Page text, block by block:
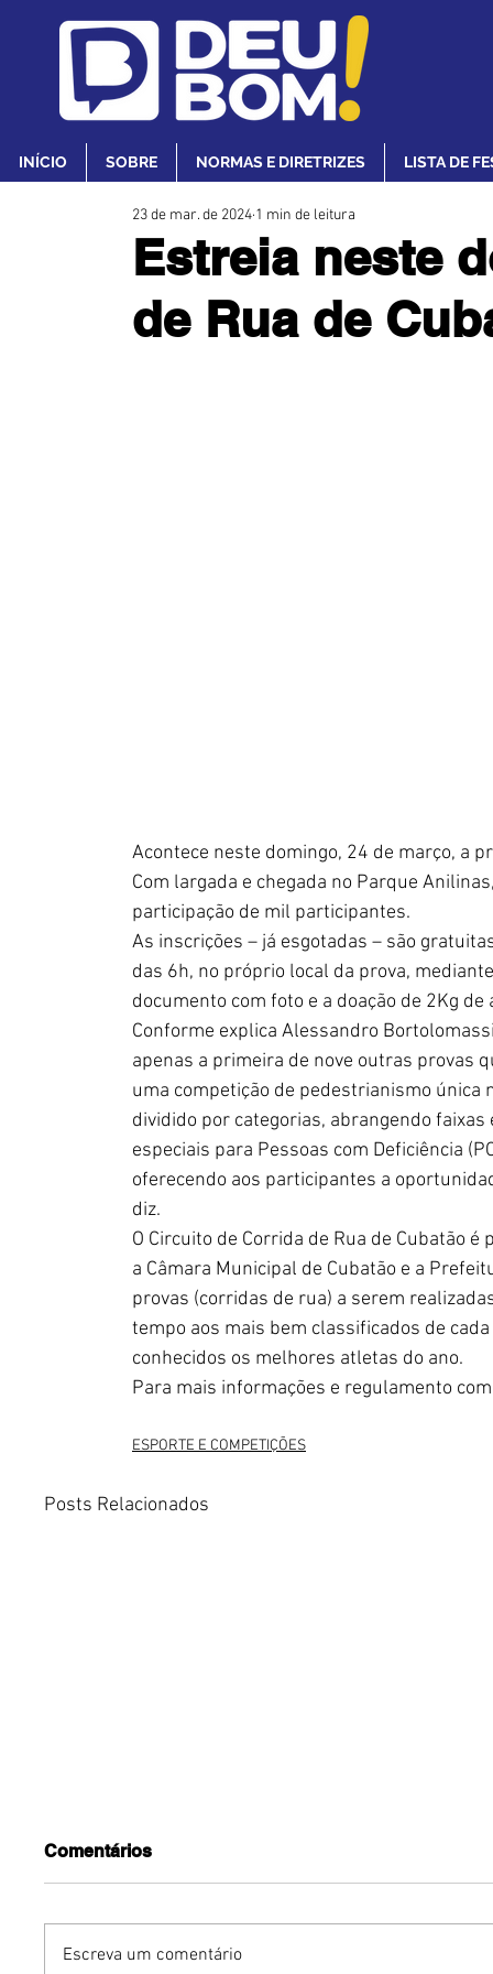
INÍCIO SOBRE NORMAS E DIRETRIZES LISTA DE
Estreia neste
de Rua de
23 de mar. de 2024 1 min de leitura
Acontece neste domingo, 24 de março, a
Com largada e chegada no Parque
participação de mil participantes.
As inscrições – já esgotadas – são
das 6h, no próprio local da prova,
documento com foto e a doação de 2Kg
Conforme explica Alessandro
apenas a primeira de nove outras provas
uma competição de pedestrianismo única
dividido por categorias, abrangendo
especiais para Pessoas com Deficiência
oferecendo aos participantes a
diz.
O Circuito de Corrida de Rua de Cubatão
a Câmara Municipal de Cubatão e a
provas (corridas de rua) a serem
tempo aos mais bem classificados de
conhecidos os melhores atletas do ano.
Para mais informações e regulamento
ESPORTE E COMPETIÇÕES
Posts Relacionados
Comentários
Escreva um comentário